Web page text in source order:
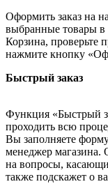
Оформить заказ на
выбранные товары в
Корзина, проверьте
нажмите кнопку
Быстрый заказ
Функция «Быстрый
проходить всю
Вы заполняете
менеджер магазина.
на вопросы,
также подскажет о